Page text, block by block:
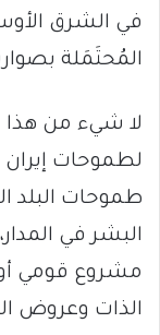
في الشرق
المُحتَمَلة
لا شيء من هذا
لطموحات إيران
طموحات البلد
البشر في
مشروع قومي
الذات وعروض